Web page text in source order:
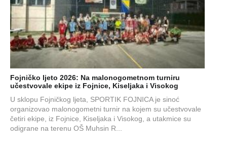
Fojničko ljeto 2026: Na malonogometnom turniru
učestvovale ekipe iz Fojnice, Kiseljaka i Visokog
U sklopu Fojničkog ljeta, SPORTIK FOJNICA je sinoć
organizovao malonogometni turnir na kojem su učestvovale
četiri ekipe, iz Fojnice, Kiseljaka i Visokog, a utakmice su
odigrane na terenu OŠ Muhsin R...